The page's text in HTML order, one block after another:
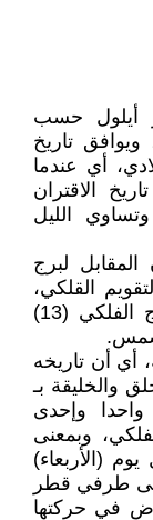
(23/9) من شهر أيلول حسب
تاريخ
أي عندما
الاقتران
الخريفي (22ـ 23/9) وتساوي الليل
لبرج
القلكي،
وقد ازاح كوكب الأرض من دائرة البروج الفلكي (13)
أي أن تاريخه
والخليقة بـ
وإحدى
الفلكي، وبمعنى
(الأربعاء)
طرفي قطر
في حركتها